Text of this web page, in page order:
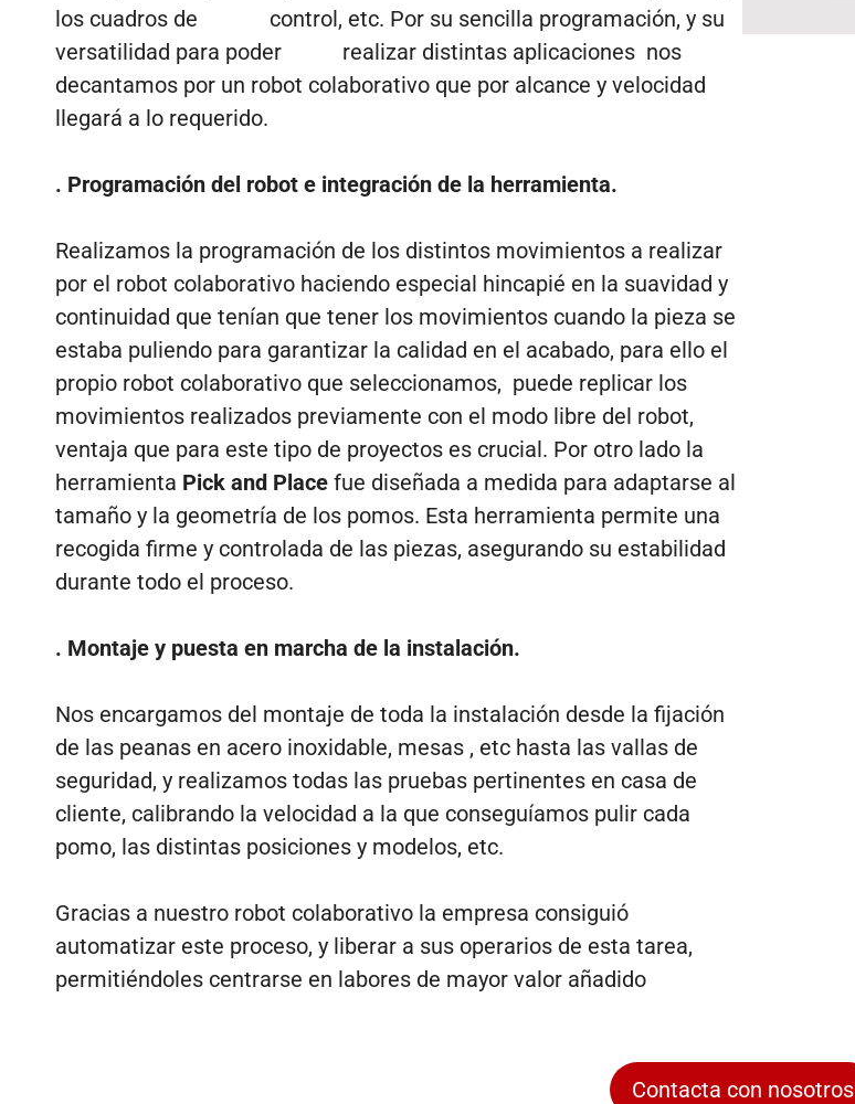
los cuadros de control, etc. Por su sencilla programación, y su
versatilidad para poder realizar distintas aplicaciones nos
decantamos por un robot colaborativo que por alcance y velocidad
llegará a lo requerido.
. Programación del robot e integración de la herramienta.
Realizamos la programación de los distintos movimientos a realizar
por el robot colaborativo haciendo especial hincapié en la suavidad y
continuidad que tenían que tener los movimientos cuando la pieza se
estaba puliendo para garantizar la calidad en el acabado, para ello el
propio robot colaborativo que seleccionamos, puede replicar los
movimientos realizados previamente con el modo libre del robot,
ventaja que para este tipo de proyectos es crucial. Por otro lado la
herramienta Pick and Place fue diseñada a medida para adaptarse al
tamaño y la geometría de los pomos. Esta herramienta permite una
recogida firme y controlada de las piezas, asegurando su estabilidad
durante todo el proceso.
. Montaje y puesta en marcha de la instalación.
Nos encargamos del montaje de toda la instalación desde la fijación
de las peanas en acero inoxidable, mesas , etc hasta las vallas de
seguridad, y realizamos todas las pruebas pertinentes en casa de
cliente, calibrando la velocidad a la que conseguíamos pulir cada
pomo, las distintas posiciones y modelos, etc.
Gracias a nuestro robot colaborativo la empresa consiguió
automatizar este proceso, y liberar a sus operarios de esta tarea,
permitiéndoles centrarse en labores de mayor valor añadido
Contacta con nosotros